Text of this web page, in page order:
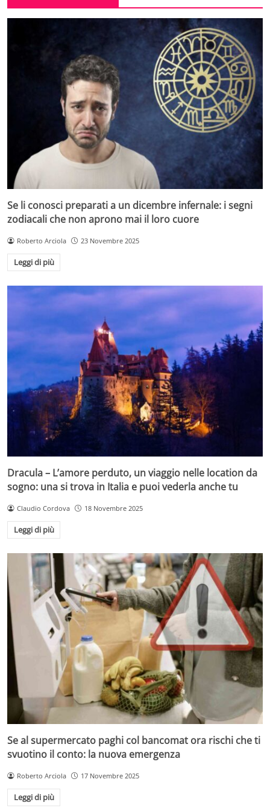
Se li conosci preparati a un dicembre infernale: i segni
zodiacali che non aprono mai il loro cuore
Roberto Arciola 23 Novembre 2025
Leggi di più
Dracula – L’amore perduto, un viaggio nelle location da
sogno: una si trova in Italia e puoi vederla anche tu
Claudio Cordova 18 Novembre 2025
Leggi di più
Se al supermercato paghi col bancomat ora rischi che ti
svuotino il conto: la nuova emergenza
Roberto Arciola 17 Novembre 2025
Leggi di più